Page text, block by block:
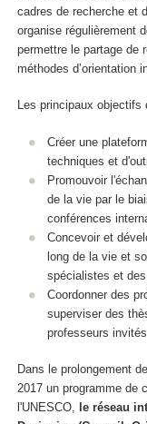
cadres de recherche et
organise régulièrement
permettre le partage de
méthodes d’orientation
Les principaux
Créer une
techniques et
Promouvoir
de la vie par le
conférences
Concevoir et
long de la vie et
spécialistes et
Coordonner des
superviser des
professeurs invités.
Dans le prolongement
2017 un programme de
l'UNESCO, le réseau